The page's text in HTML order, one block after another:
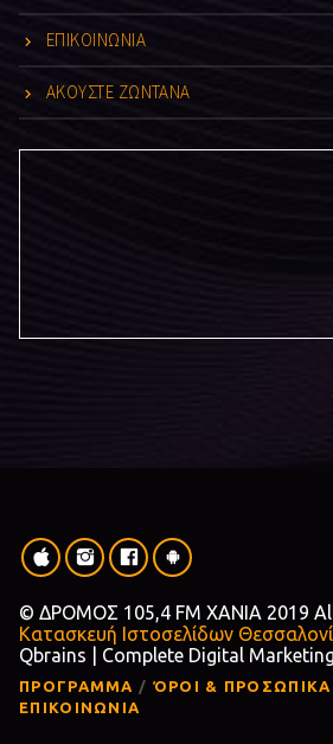
ΕΠΙΚΟΙΝΩΝΙΑ
ΑΚΟΥΣΤΕ ΖΩΝΤΑΝΑ
© ΔΡΟΜΟΣ 105,4 FM ΧΑΝΙΑ 2019 All
Κατασκευή Ιστοσελίδων
Qbrains | Complete Digital
ΠΡΟΓΡΑΜΜΑ
ΌΡΟΙ &
ΕΠΙΚΟΙΝΩΝΙΑ